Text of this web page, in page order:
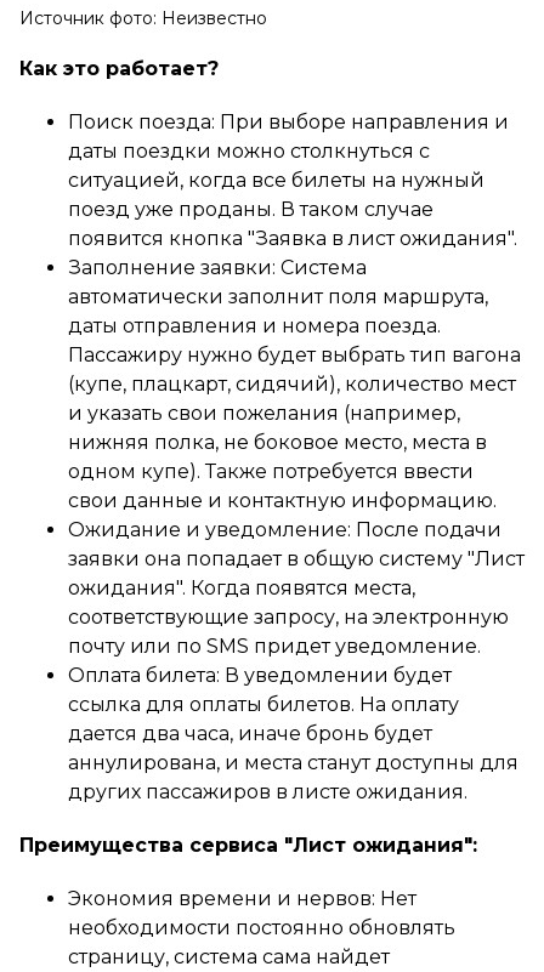
Источник фото: Неизвестно
Как это работает?
Поиск поезда: При выборе направления и
даты поездки можно столкнуться с
ситуацией, когда все билеты на нужный
поезд уже проданы. В таком случае
появится кнопка "Заявка в лист ожидания".
Заполнение заявки: Система
автоматически заполнит поля маршрута,
даты отправления и номера поезда.
Пассажиру нужно будет выбрать тип вагона
(купе, плацкарт, сидячий), количество мест
и указать свои пожелания (например,
нижняя полка, не боковое место, места в
одном купе). Также потребуется ввести
свои данные и контактную информацию.
Ожидание и уведомление: После подачи
заявки она попадает в общую систему "Лист
ожидания". Когда появятся места,
соответствующие запросу, на электронную
почту или по SMS придет уведомление.
Оплата билета: В уведомлении будет
ссылка для оплаты билетов. На оплату
дается два часа, иначе бронь будет
аннулирована, и места станут доступны для
других пассажиров в листе ожидания.
Преимущества сервиса "Лист ожидания":
Экономия времени и нервов: Нет
необходимости постоянно обновлять
страницу, система сама найдет